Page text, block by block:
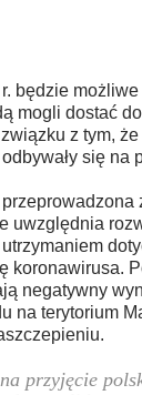
będzie
mogli dostać
z tym,
się
uwzględnia
koronawirusa.
negatywny
na terytorium
przyjęcie